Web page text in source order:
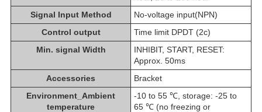
Signal Input Method
No-voltage input(NPN)
Control output
Time limit DPDT (2c)
Min. signal Width
INHIBIT, START, RESET:
Approx. 50ms
Accessories
Bracket
Environment_Ambient
temperature
-10 to 55 ℃, storage: -25 to
65 ℃ (no freezing or